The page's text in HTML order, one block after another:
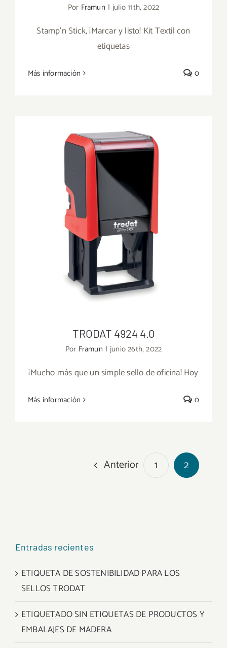
STAMP’N STICK
Por Framun | julio 11th, 2022
Stamp'n Stick, ¡Marcar y listo! Kit Textil con
etiquetas
Más información 0
TRODAT 4924 4.0
Por Framun | junio 26th, 2022
¡Mucho más que un simple sello de oficina! Hoy
Más información 0
Anterior 1 2
Entradas recientes
ETIQUETA DE SOSTENIBILIDAD PARA LOS
SELLOS TRODAT
ETIQUETADO SIN ETIQUETAS DE PRODUCTOS Y
EMBALAJES DE MADERA